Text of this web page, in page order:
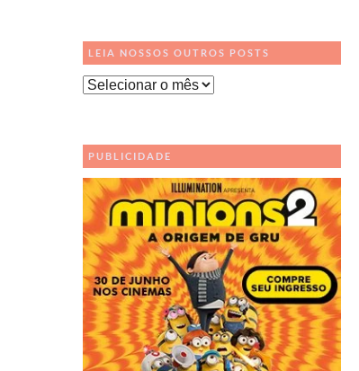
LEIA NOSSOS OUTROS POSTS
Leia
Posts
PUBLICIDADE